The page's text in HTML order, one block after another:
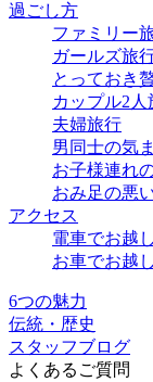
過ごし方
ファミリー
ガールズ旅
とっておき
カップル2人
夫婦旅行
男同士の気
お子様連れ
おみ足の悪
アクセス
電車でお越
お車でお越
6つの魅力
伝統・歴史
スタッフブログ
よくあるご質問